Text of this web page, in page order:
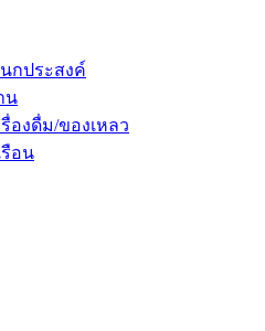
กประสงค์
น
องดื่ม/ของเหลว
อน